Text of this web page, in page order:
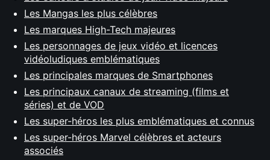
Les Mangas les plus célèbres
Les marques High-Tech majeures
Les personnages de jeux vidéo et licences
vidéoludiques emblématiques
Les principales marques de Smartphones
Les principaux canaux de streaming (films et
séries) et de VOD
Les super-héros les plus emblématiques et connus
Les super-héros Marvel célèbres et acteurs
associés